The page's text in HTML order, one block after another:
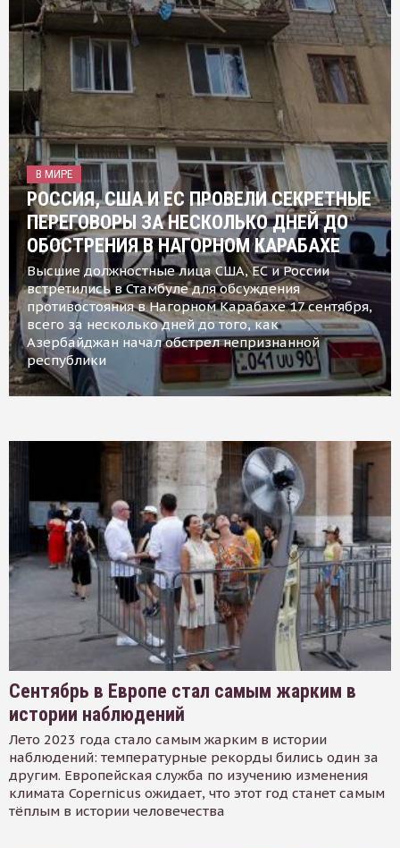
В МИРЕ
РОССИЯ, США И ЕС ПРОВЕЛИ СЕКРЕТНЫЕ
ПЕРЕГОВОРЫ ЗА НЕСКОЛЬКО ДНЕЙ ДО
ОБОСТРЕНИЯ В НАГОРНОМ КАРАБАХЕ
Высшие должностные лица США, ЕС и России
встретились в Стамбуле для обсуждения
противостояния в Нагорном Карабахе 17 сентября,
всего за несколько дней до того, как
Азербайджан начал обстрел непризнанной
республики
Сентябрь в Европе стал самым жарким в
истории наблюдений
Лето 2023 года стало самым жарким в истории
наблюдений: температурные рекорды бились один за
другим. Европейская служба по изучению изменения
климата Copernicus ожидает, что этот год станет самым
тёплым в истории человечества